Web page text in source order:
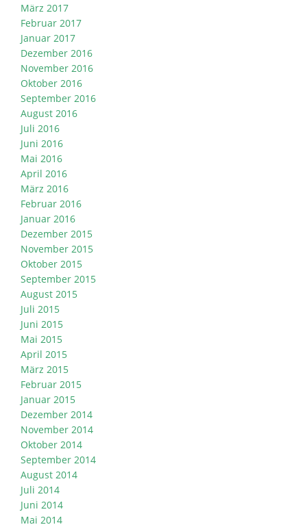
März 2017
Februar 2017
Januar 2017
Dezember 2016
November 2016
Oktober 2016
September 2016
August 2016
Juli 2016
Juni 2016
Mai 2016
April 2016
März 2016
Februar 2016
Januar 2016
Dezember 2015
November 2015
Oktober 2015
September 2015
August 2015
Juli 2015
Juni 2015
Mai 2015
April 2015
März 2015
Februar 2015
Januar 2015
Dezember 2014
November 2014
Oktober 2014
September 2014
August 2014
Juli 2014
Juni 2014
Mai 2014